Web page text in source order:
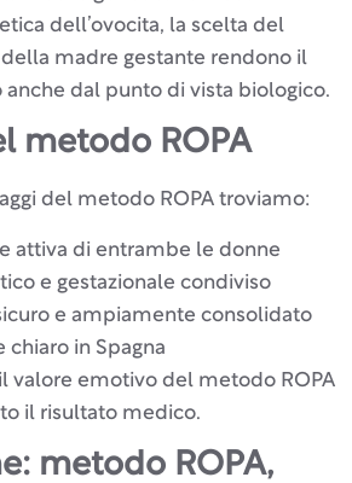
dell’ovocita, la scelta del
madre gestante rendono il
anche dal punto di vista biologico.
metodo ROPA
del metodo ROPA troviamo:
attiva di entrambe le donne
e gestazionale condiviso
e ampiamente consolidato
chiaro in Spagna
valore emotivo del metodo ROPA
il risultato medico.
metodo ROPA,